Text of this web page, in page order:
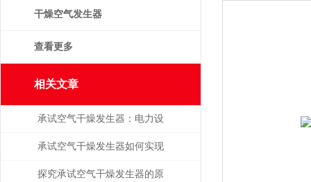
干燥空气发生器
查看更多
相关文章
承试空气干燥发生器：电力设
备绝缘维护的守护者
承试空气干燥发生器如何实现
自动化控制？
探究承试空气干燥发生器的原